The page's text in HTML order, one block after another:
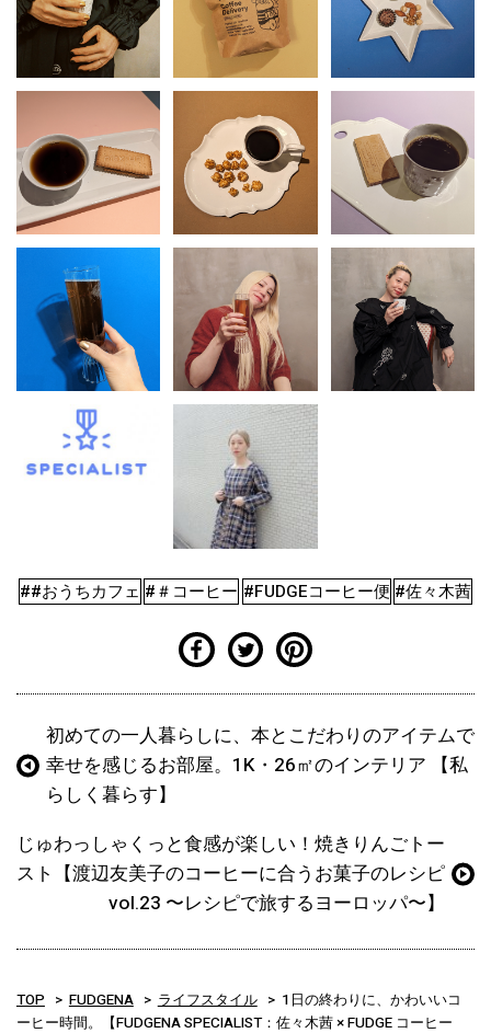
##おうちカフェ #＃コーヒー #FUDGEコーヒー便 #佐々木茜
初めての一人暮らしに、本とこだわりのアイテムで
幸せを感じるお部屋。1K・26㎡のインテリア 【私
らしく暮らす】
じゅわっしゃくっと食感が楽しい！焼きりんごトー
スト【渡辺友美子のコーヒーに合うお菓子のレシピ
vol.23 〜レシピで旅するヨーロッパ〜】
TOP FUDGENA ライフスタイル
1日の終わりに、かわいいコ
ーヒー時間。【FUDGENA SPECIALIST：佐々木茜 × FUDGE コーヒー